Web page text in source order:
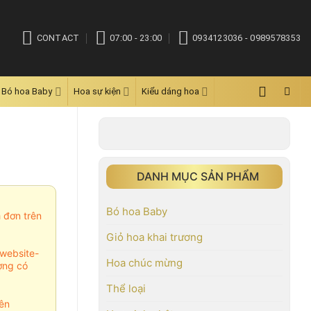
CONTACT 07:00 - 23:00 0934123036 - 0989578353
Bó hoa Baby Hoa sự kiện Kiểu dáng hoa
DANH MỤC SẢN PHẨM
Bó hoa Baby
Giỏ hoa khai trương
Hoa chúc mừng
Thể loại
đơn trên
có